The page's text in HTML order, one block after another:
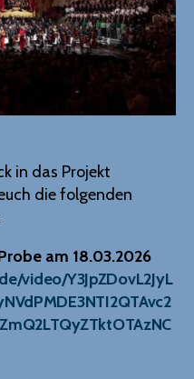
in das Projekt
die folgenden
am 18.03.2026
video/Y3JpZDovL2JyL